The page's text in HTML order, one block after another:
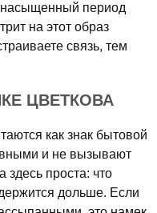
насыщенный период
на этот образ
связь, тем
ЦВЕТКОВА
как знак бытовой
и не вызывают
проста: что
дольше. Если